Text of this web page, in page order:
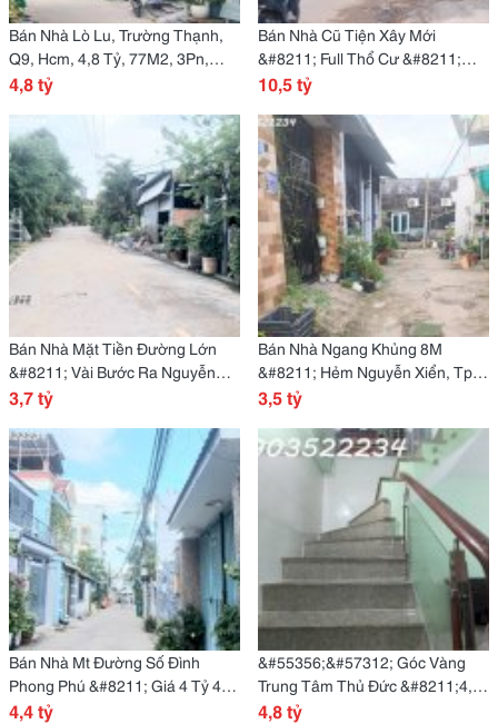
Bán Nhà Lò Lu, Trường Thạnh,
Q9, Hcm, 4,8 Tỷ, 77M2, 3Pn,
3Wc, 2 Tầng, Mt 6,2M, Ngõ 6M,
4,8 tỷ
Bán Nhà Cũ Tiện Xây Mới
&#8211; Full Thổ Cư &#8211;
Ngang Khủng 12M &#8211; Gần
Tỷ (Tl)
10,5 tỷ
Bán Nhà Mặt Tiền Đường Lớn
&#8211; Vài Bước Ra Nguyễn
Xiển &#8211; Chỉ 3,7 Tỷ
3,7 tỷ
Bán Nhà Ngang Khủng 8M
&#8211; Hẻm Nguyễn Xiển, Tp
Thủ Đức &#8211; Giá Chỉ 3 Tỷ 5
3,5 tỷ
Bán Nhà Mt Đường Số Đình
Phong Phú &#8211; Giá 4 Tỷ 4
&#8211; Gần Vincom &Amp; Ga
4,4 tỷ
&#55356;&#57312; Góc Vàng
Trung Tâm Thủ Đức &#8211;4,8
Tỷ- Nhà Góc 2 Mặt Thoáng
4,8 tỷ